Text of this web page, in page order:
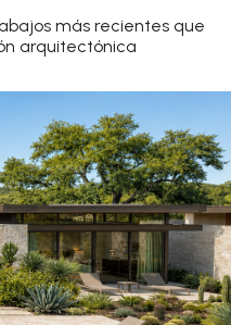
más recientes que
arquitectónica